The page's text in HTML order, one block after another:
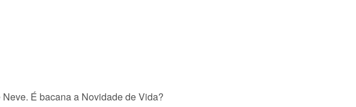
É bacana a Novidade de Vida?